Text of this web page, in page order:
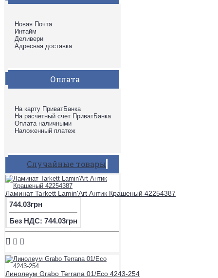
Новая Почта
Интайм
Деливери
Адресная доставка
Оплата
На карту ПриватБанка
На расчетный счет ПриватБанка
Оплата наличными
Наложенный платеж
Случайные товары
Ламинат Tarkett Lamin'Art Антик Крашеный 42254387
744.03грн
Без НДС: 744.03грн
Линолеум Grabo Terrana 01/Eco 4243-254